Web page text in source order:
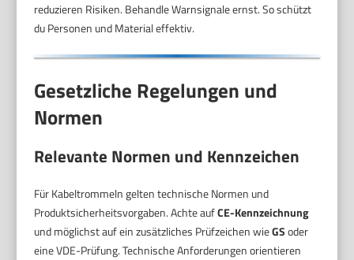
reduzieren Risiken. Behandle Warnsignale ernst. So schützt
du Personen und Material effektiv.
Gesetzliche Regelungen und
Normen
Relevante Normen und Kennzeichen
Für Kabeltrommeln gelten technische Normen und
Produktsicherheitsvorgaben. Achte aufCE-Kennzeichnung
und möglichst auf ein zusätzliches Prüfzeichen wieGSoder
eine VDE-Prüfung. Technische Anforderungen orientieren